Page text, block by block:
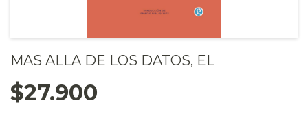
MAS ALLA DE LOS DATOS, EL
$27.900